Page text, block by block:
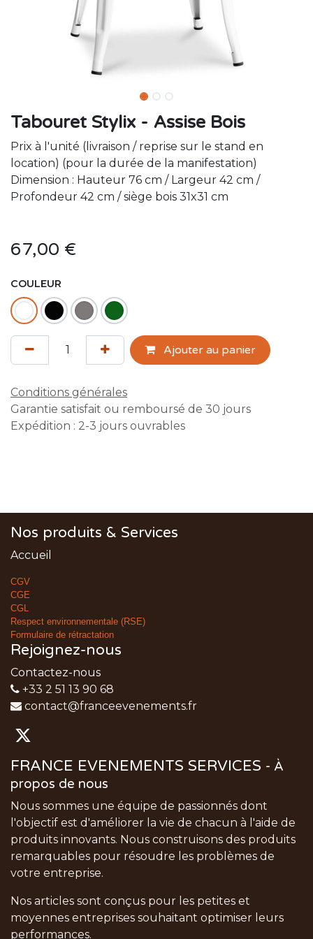
Tabouret Stylix - Assise Bois
Prix à l'unité (livraison / reprise sur le stand en
location) (pour la durée de la manifestation)
Dimension : Hauteur 76 cm / Largeur 42 cm /
Profondeur 42 cm / siège bois 31x31 cm
67,00 €
COULEUR
Ajouter au panier
Conditions générales
Garantie satisfait ou remboursé de 30 jours
Expédition : 2-3 jours ouvrables
Nos produits & Services
Accueil
CGV
CGE
CGL
Respect environnementale (RSE)
Formulaire de rétractation
Rejoignez-nous
Contactez-nous
+33 2 51 13 90 68
contact@franceevenements.fr
FRANCE EVENEMENTS SERVICES - À
propos de nous
Nous sommes une équipe de passionnés dont
l'objectif est d'améliorer la vie de chacun à l'aide de
produits innovants. Nous construisons des produits
remarquables pour résoudre les problèmes de
votre entreprise.
Nos articles sont conçus pour les petites et
moyennes entreprises souhaitant optimiser leurs
performances.